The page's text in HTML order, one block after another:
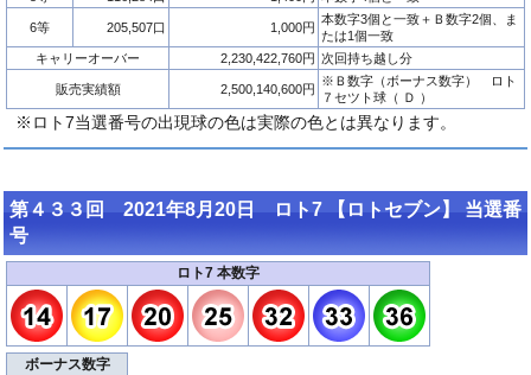
6等 205,507口 1,000円
本数字3個と一致＋Ｂ数字2個、ま
たは1個一致
キャリーオーバー
2,230,422,760円 次回持ち越し分
販売実績額 2,500,140,600円
※Ｂ数字（ボーナス数字） ロト
７セツト球（ Ｄ ）
※ロト7当選番号の出現球の色は実際の色とは異なります。
第４３３回 2021年8月20日 ロト7 【ロトセブン】 当選番
号
ロト7 本数字
ボーナス数字